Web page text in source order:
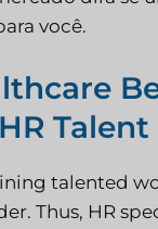
você.
talented
Thus, HR